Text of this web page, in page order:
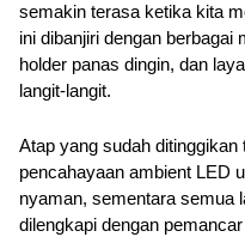
semakin terasa ketika kita
ini dibanjiri dengan berbagai
holder panas dingin, dan
langit-langit.
Atap yang sudah
pencahayaan ambient LED
nyaman, sementara semua
dilengkapi dengan